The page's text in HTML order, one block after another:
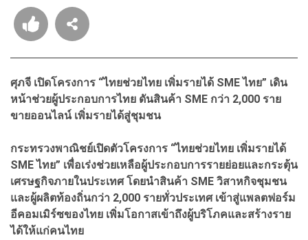
ศุภจี เปิดโครงการ “ไทยช่วยไทย เพิ่มรายได้ SME ไทย” เดิน
หน้าช่วยผู้ประกอบการไทย ดันสินค้า SME กว่า 2,000 ราย
ขายออนไลน์ เพิ่มรายได้สู่ชุมชน
กระทรวงพาณิชย์เปิดตัวโครงการ “ไทยช่วยไทย เพิ่มรายได้
SME ไทย” เพื่อเร่งช่วยเหลือผู้ประกอบการรายย่อยและกระตุ้น
เศรษฐกิจภายในประเทศ โดยนำสินค้า SME วิสาหกิจชุมชน
และผู้ผลิตท้องถิ่นกว่า 2,000 รายทั่วประเทศ เข้าสู่แพลตฟอร์ม
อีคอมเมิร์ซของไทย เพิ่มโอกาสเข้าถึงผู้บริโภคและสร้างราย
ได้ให้แก่คนไทย